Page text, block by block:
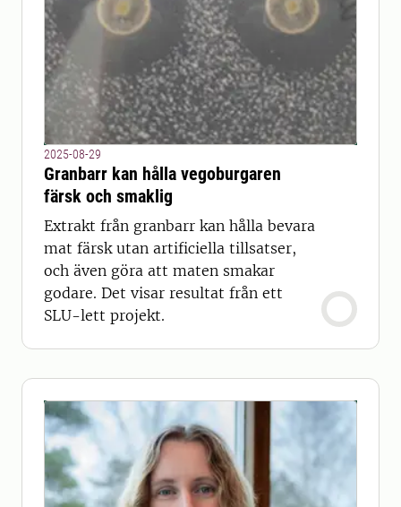
2025-08-29
Granbarr kan hålla vegoburgaren
färsk och smaklig
Extrakt från granbarr kan hålla bevara
mat färsk utan artificiella tillsatser,
och även göra att maten smakar
godare. Det visar resultat från ett
SLU-lett projekt.